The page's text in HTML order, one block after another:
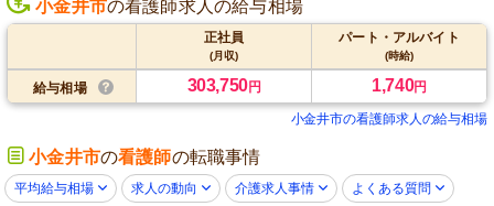
小金井市の看護師求人の給与相場
正社員
(月収)
パート・アルバイト
(時給)
給与相場 303,750円 1,740円
小金井市の看護師求人の給与相場
小金井市の看護師の転職事情
平均給与相場 求人の動向 介護求人事情 よくある質問